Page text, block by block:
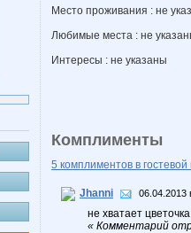
Место проживания : не
Любимые места : не
Интересы : не указаны
Комплименты
5 комплиментов в гостевой
Jhanni 06.04.2013
не хватает
« Комментарий